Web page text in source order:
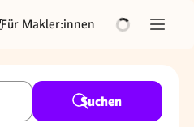
Für Makler:innen
Suchen